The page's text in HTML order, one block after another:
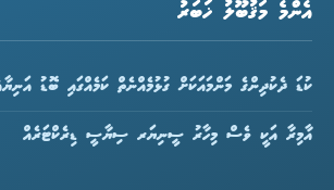
އެންމެ މަޤުބޫލު ޚަބަރު
ކުޑަ ދެކުދިންގެ މަންމައަކަށް ގުޅުމެއްނެތް ކަމެއްގައި ބޮޑު
އާމިރާ އަކީ ވެސް މިހާރު ސީނިޔަރ ސިޔާސީ ޑިރެކްޓަރެއް